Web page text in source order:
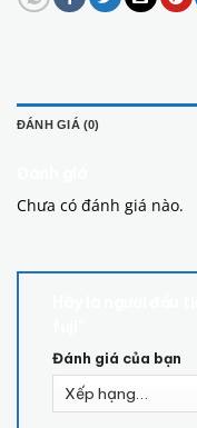
ĐÁNH GIÁ (0)
Chưa có đánh giá nào.
Đánh giá của bạn